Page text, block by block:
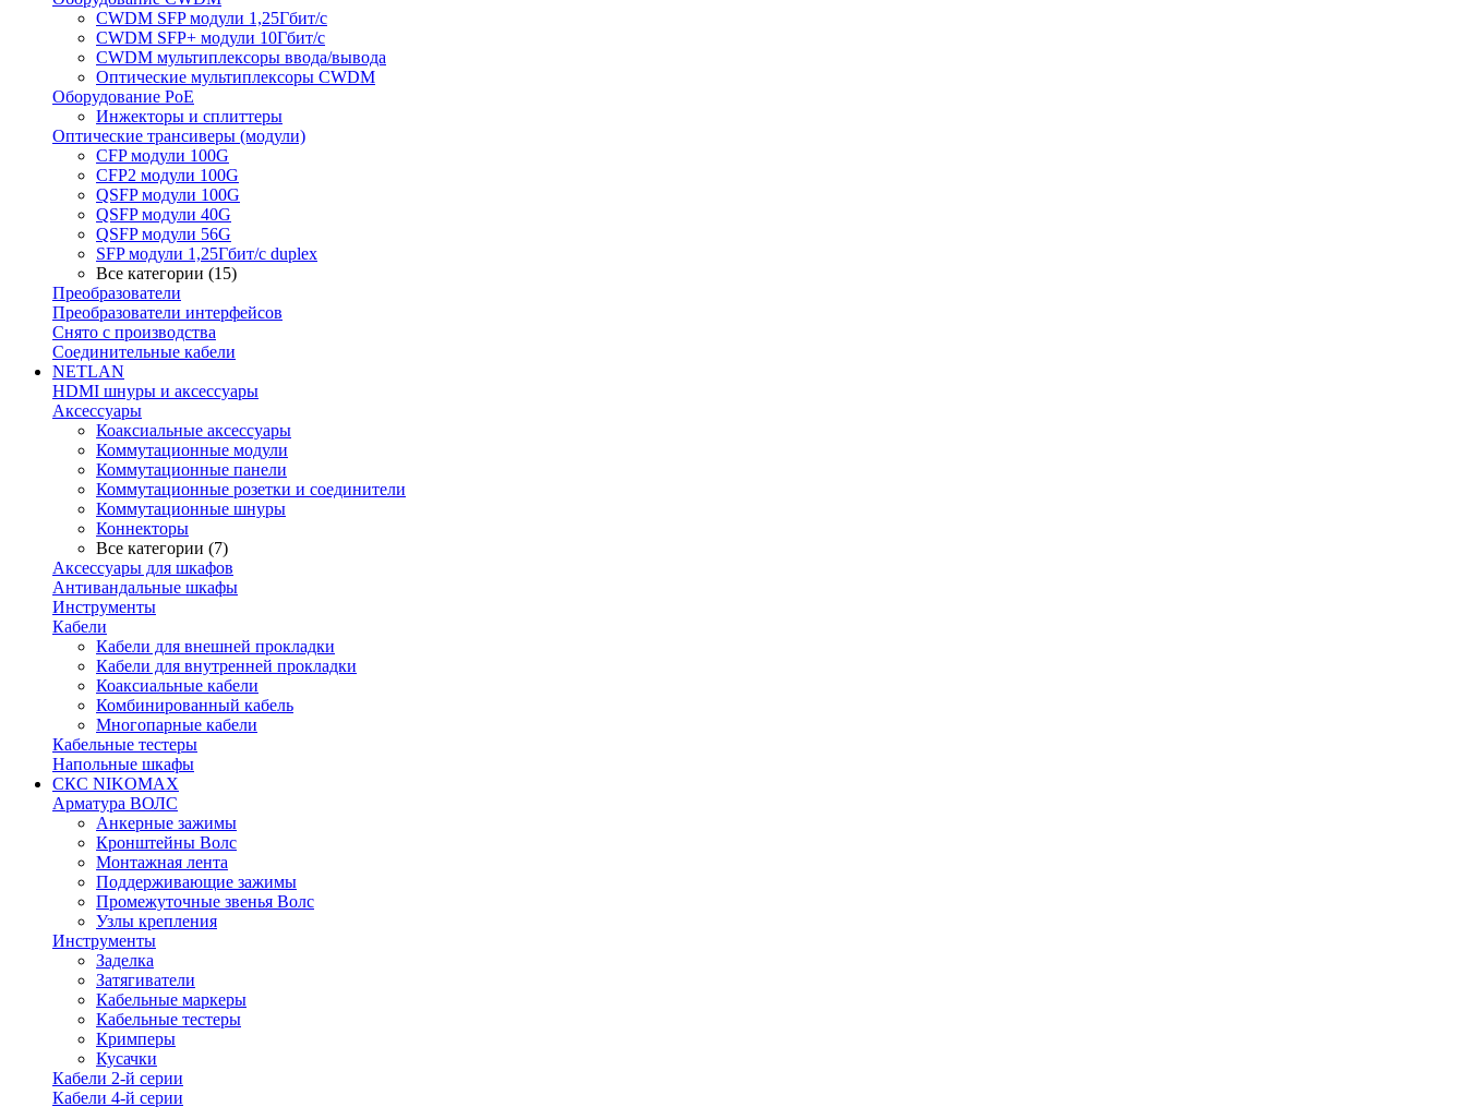
CWDM SFP модули 1,25Гбит/с
CWDM SFP+ модули 10Гбит/с
CWDM мультиплексоры ввода/вывода
Оптические мультиплексоры CWDM
Оборудование PoE
Инжекторы и сплиттеры
Оптические трансиверы (модули)
CFP модули 100G
CFP2 модули 100G
QSFP модули 100G
QSFP модули 40G
QSFP модули 56G
SFP модули 1,25Гбит/с duplex
Все категории (15)
Преобразователи
Преобразователи интерфейсов
Снято с производства
Соединительные кабели
NETLAN
HDMI шнуры и аксессуары
Аксессуары
Коаксиальные аксессуары
Коммутационные модули
Коммутационные панели
Коммутационные розетки и соединители
Коммутационные шнуры
Коннекторы
Все категории (7)
Аксессуары для шкафов
Антивандальные шкафы
Инструменты
Кабели
Кабели для внешней прокладки
Кабели для внутренней прокладки
Коаксиальные кабели
Комбинированный кабель
Многопарные кабели
Кабельные тестеры
Напольные шкафы
СКС NIKOMAX
Арматура ВОЛС
Анкерные зажимы
Кронштейны Волс
Монтажная лента
Поддерживающие зажимы
Промежуточные звенья Волс
Узлы крепления
Инструменты
Заделка
Затягиватели
Кабельные маркеры
Кабельные тестеры
Кримперы
Кусачки
Кабели 2-й серии
Кабели 4-й серии